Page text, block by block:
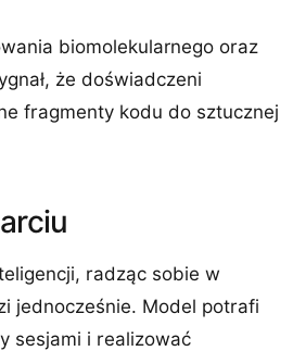
biomolekularnego oraz
że doświadczeni
fragmenty kodu do sztucznej
radząc sobie w
jednocześnie. Model potrafi
sesjami i realizować